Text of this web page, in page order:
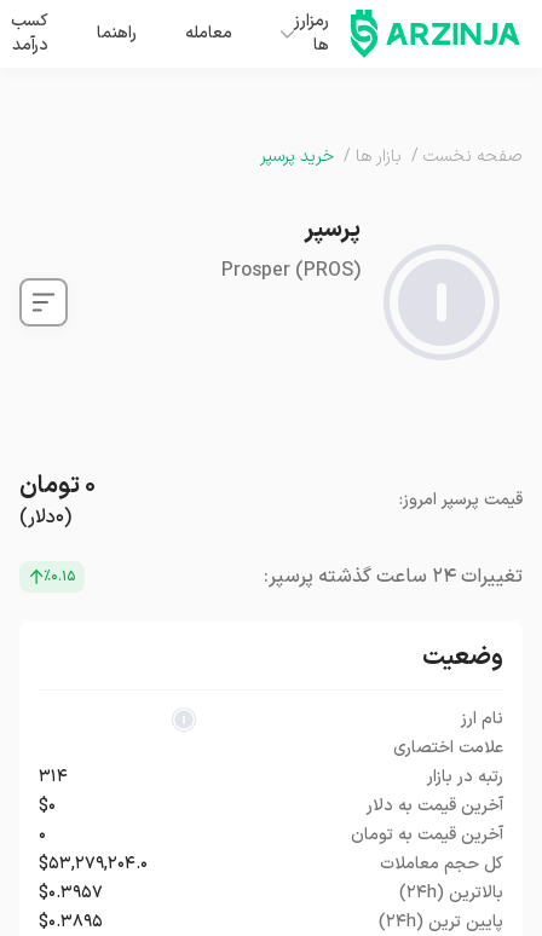
رمزارز
ها
معامله راهنما
کسب
درآمد
صفحه نخست / بازار ها / خرید پرسپر
پرسپر
Prosper(PROS)
قیمت پرسپر امروز:
(۰دلار)
۰تومان
تغییرات ۲۴ ساعت گذشته پرسپر: ٪۰.۱۵
وضعیت
نام ارز
علامت اختصاری
رتبه در بازار
۳۱۴
آخرین قیمت به دلار
$۰
آخرین قیمت به تومان
۰
کل حجم معاملات
$۵۳,۲۷۹,۲۰۴.۰
بالاترین (۲۴h)
$۰.۳۹۵۷
پایین ترین (۲۴h)
$۰.۳۸۹۵